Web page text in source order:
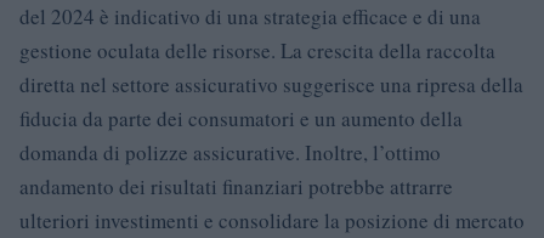
del 2024 è indicativo di una strategia efficace e di una
gestione oculata delle risorse. La crescita della raccolta
diretta nel settore assicurativo suggerisce una ripresa della
fiducia da parte dei consumatori e un aumento della
domanda di polizze assicurative. Inoltre, l’ottimo
andamento dei risultati finanziari potrebbe attrarre
ulteriori investimenti e consolidare la posizione di mercato